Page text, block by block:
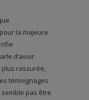
la majeure
d’avoir
rassurée,
témoignages
semble pas être